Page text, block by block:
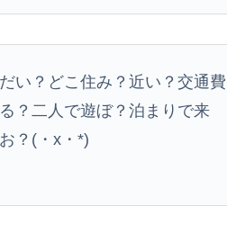
い？どこ住み？近い？交通費
？二人で遊ぼ？泊まりで来
？(・x・*)